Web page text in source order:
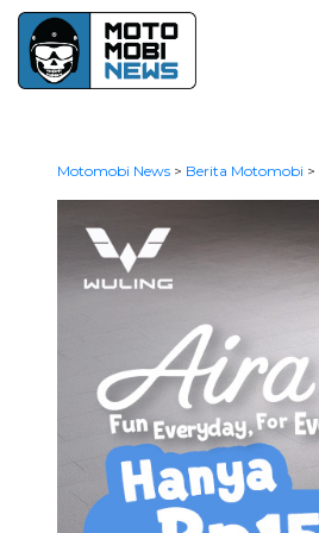
Motomobi News> Berita Motomobi >